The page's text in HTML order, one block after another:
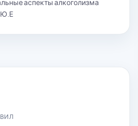
аспекты алкоголизма
Ю.Е